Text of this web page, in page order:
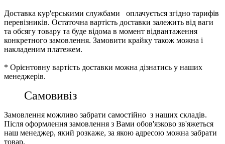
Доставка кур'єрськими службами оплачується згідно тарифів
перевізників. Остаточна вартість доставки залежить від ваги
та обсягу товару та буде відома в момент відвантаження
конкретного замовлення. Замовити крайку також можна і
накладеним платежем.
* Орієнтовну вартість доставки можна дізнатись у наших
менеджерів.
Самовивіз
Замовлення можливо забрати самостійно з наших складів.
Після оформлення замовлення з Вами обов'язково зв'яжеться
наш менеджер, який розкаже, за якою адресою можна забрати
товар.